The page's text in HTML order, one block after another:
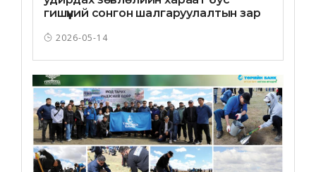
гишүүний сонгон шалгаруулалтын зар
2026-05-14